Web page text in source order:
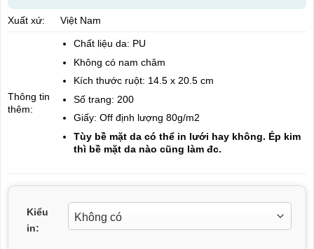
Xuất xứ: Việt Nam
Thông tin
thêm:
Chất liệu da: PU
Không có nam châm
Kích thước ruột: 14.5 x 20.5 cm
Số trang: 200
Giấy: Off định lượng 80g/m2
Tùy bề mặt da có thể in lưới hay không. Ép kim
thì bề mặt da nào cũng làm đc.
Kiểu
in: